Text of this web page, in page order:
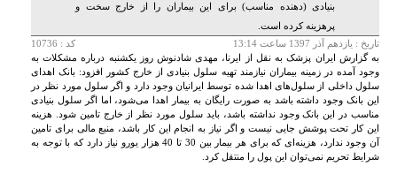
بنیادی (دهنده مناسب) برای این بیماران را از خارج سخت و
پرهزینه کرده است.
تاريخ : يازدهم آذر 1397 ساعت 13:14
کد : 10736
به گزارش ایران پزشک به نقل از ایرنا، مهدی شادنوش روز یکشنبه درباره مشکلات به
وجود آمده در زمینه بیماران نیازمند تهیه سلول بنیادی از خارج کشور افزود: بانک اهدای
سلول داخلی از سلول‌های اهدا شده توسط ایرانیان وجود دارد و اگر سلول مورد نظر در
این بانک وجود داشته باشد به صورت رایگان به بیمار اهدا می‌شود، اما اگر سلول بنیادی
مناسب در این بانک وجود نداشته باشد، باید سلول مورد نظر از خارج تامین شود. هزینه
این کار تحت پوشش جایی نیست و اگر نیاز به انجام این کار باشد، منبع مالی برای تامین
آن وجود ندارد، هزینه‌ای که برای هر بیمار بین 30 تا 40 هزار یورو نیاز دارد که با توجه به
شرایط تحریم نمی‌توان این پول را منتقل کرد.